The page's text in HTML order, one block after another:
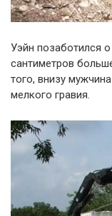
Уэйн позаботился
сантиметров
того, внизу
мелкого гравия.